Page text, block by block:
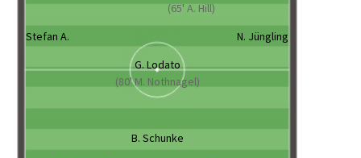
(65' A. Hill)
Stefan A.
N. Jüngling
G. Lodato
(80' M. Nothnagel)
B. Schunke